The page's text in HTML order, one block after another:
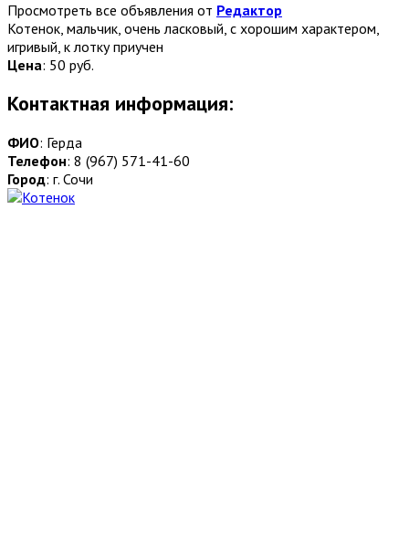
Просмотреть все объявления от Редактор
Котенок, мальчик, очень ласковый, с хорошим характером,
игривый, к лотку приучен
Цена: 50 руб.
Контактная информация:
ФИО: Герда
Телефон: 8 (967) 571-41-60
Город: г. Сочи